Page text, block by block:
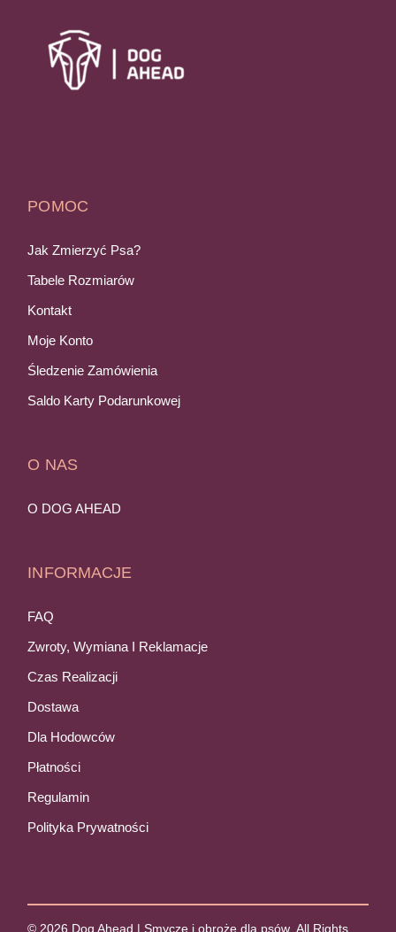
POMOC
Jak Zmierzyć Psa?
Tabele Rozmiarów
Kontakt
Moje Konto
Śledzenie Zamówienia
Saldo Karty Podarunkowej
O NAS
O DOG AHEAD
INFORMACJE
FAQ
Zwroty, Wymiana I Reklamacje
Czas Realizacji
Dostawa
Dla Hodowców
Płatności
Regulamin
Polityka Prywatności
© 2026 Dog Ahead | Smycze i obroże dla psów , All Rights